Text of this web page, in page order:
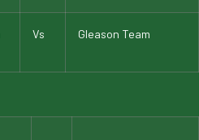
Vs Gleason Team